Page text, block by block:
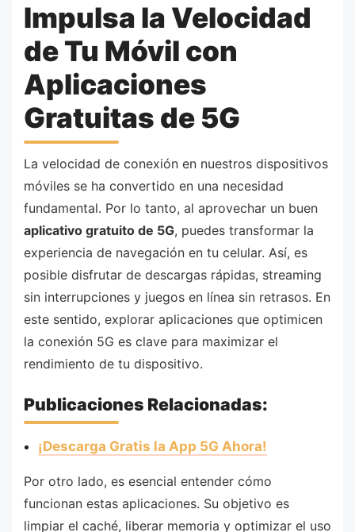
Impulsa la Velocidad
de Tu Móvil con
Aplicaciones
Gratuitas de 5G
La velocidad de conexión en nuestros dispositivos
móviles se ha convertido en una necesidad
fundamental. Por lo tanto, al aprovechar un buen
aplicativo gratuito de 5G, puedes transformar la
experiencia de navegación en tu celular. Así, es
posible disfrutar de descargas rápidas, streaming
sin interrupciones y juegos en línea sin retrasos. En
este sentido, explorar aplicaciones que optimicen
la conexión 5G es clave para maximizar el
rendimiento de tu dispositivo.
Publicaciones Relacionadas:
¡Descarga Gratis la App 5G Ahora!
Por otro lado, es esencial entender cómo
funcionan estas aplicaciones. Su objetivo es
limpiar el caché, liberar memoria y optimizar el uso